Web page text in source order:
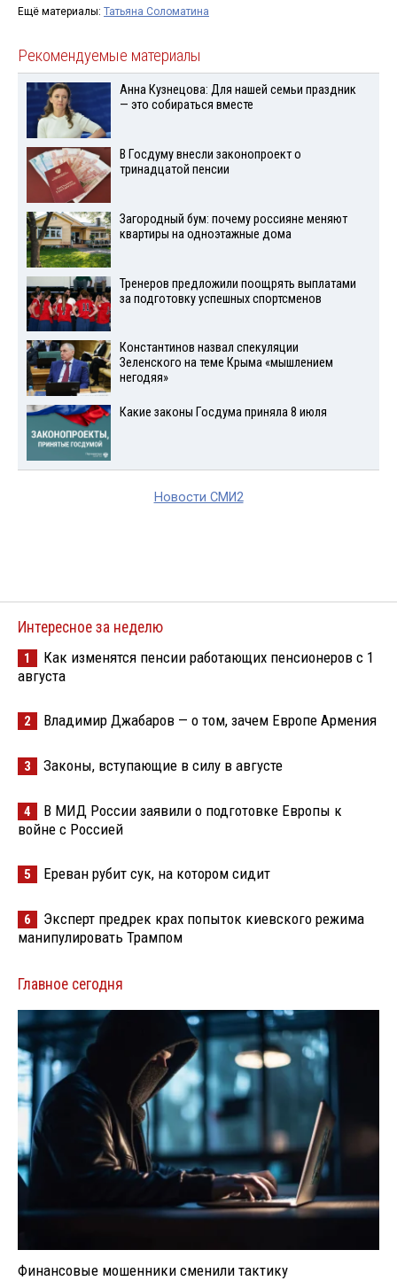
Ещё материалы: Татьяна Соломатина
Рекомендуемые материалы
Анна Кузнецова: Для нашей семьи праздник
— это собираться вместе
В Госдуму внесли законопроект о
тринадцатой пенсии
Загородный бум: почему россияне меняют
квартиры на одноэтажные дома
Тренеров предложили поощрять выплатами
за подготовку успешных спортсменов
Константинов назвал спекуляции
Зеленского на теме Крыма «мышлением
негодяя»
Какие законы Госдума приняла 8 июля
Новости СМИ2
Интересное за неделю
1
Как изменятся пенсии работающих пенсионеров с 1
августа
2 Владимир Джабаров — о том, зачем Европе Армения
3 Законы, вступающие в силу в августе
4
В МИД России заявили о подготовке Европы к
войне с Россией
5 Ереван рубит сук, на котором сидит
6
Эксперт предрек крах попыток киевского режима
манипулировать Трампом
Главное сегодня
Финансовые мошенники сменили тактику